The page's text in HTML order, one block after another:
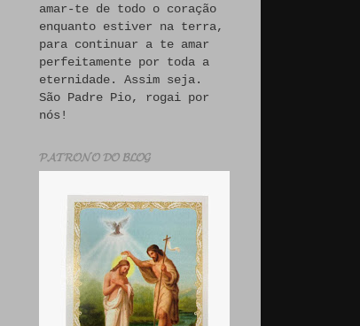
amar-te de todo o coração
enquanto estiver na terra,
para continuar a te amar
perfeitamente por toda a
eternidade. Assim seja.
São Padre Pio, rogai por
nós!
𝓟𝓐𝓣𝓡𝓞𝓝𝓞 𝓓𝓞 𝓑𝓛𝓞𝓖